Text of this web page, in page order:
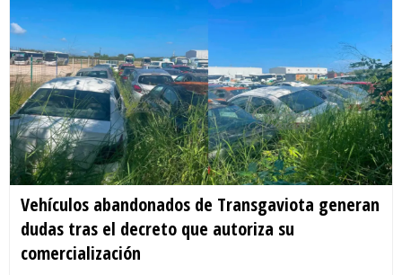
Vehículos abandonados de Transgaviota generan
dudas tras el decreto que autoriza su
comercialización